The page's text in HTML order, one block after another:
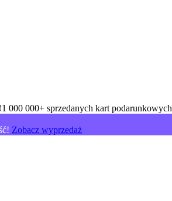
1 000 000+ sprzedanych kart podarunkowych
Zobacz wyprzedaż